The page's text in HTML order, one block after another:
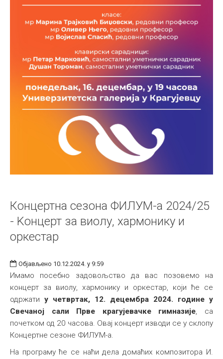
Концертна сезона ФИЛУМ-а 2024/25
- Kонцерт за виолу, хармонику и
оркестар
Објављено 10.12.2024. у 9:59
Имамо посебно задовољство да вас позовемо на
концерт за виолу, хармонику и оркестар, који ће се
одржати у четвртак, 12. децембра 2024. године у
Свечаној сали Прве крагујевачке гимназије, са
почетком од 20 часова. Овај концерт изводи се у склопу
Концертне сезоне ФИЛУМ-а.
На програму ће се наћи дела домаћих композитора И.